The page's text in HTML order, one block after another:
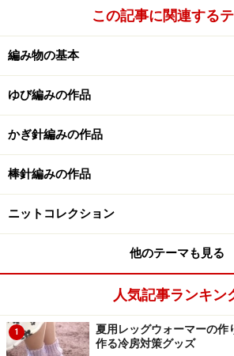
まずは全体の構図を見てみましょう。
【記号図と制作の流れ】
記号図
別鎖の作り目を編み、表目・裏目・
様編みをします。
最初と最後の段の編み目をかぎ針で
いとじでつなげて輪状にし、完成です
レッグウォーマーの作り方 2
この記事に関連する
編み物の基本
ゆび編みの作品
かぎ針編みの作品
棒針編みの作品
ニットコレクション
他のテーマも見る
人気記事ランキン
1
夏用レッグウォーマーの作
作る冷房対策グッズ